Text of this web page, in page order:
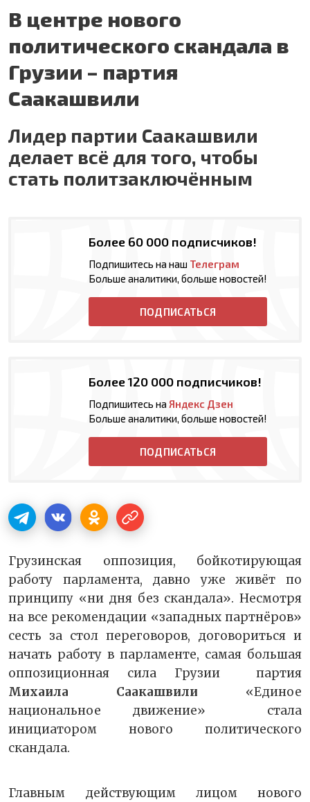
В центре нового
политического скандала в
Грузии – партия
Саакашвили
Лидер партии Саакашвили
делает всё для того, чтобы
стать политзаключённым
Более 60 000 подписчиков!
Подпишитесь на наш Телеграм
Больше аналитики, больше новостей!
ПОДПИСАТЬСЯ
Более 120 000 подписчиков!
Подпишитесь на Яндекс Дзен
Больше аналитики, больше новостей!
ПОДПИСАТЬСЯ
Грузинская оппозиция, бойкотирующая
работу парламента, давно уже живёт по
принципу «ни дня без скандала». Несмотря
на все рекомендации «западных партнёров»
сесть за стол переговоров, договориться и
начать работу в парламенте, самая большая
оппозиционная сила Грузии партия
Михаила Саакашвили «Единое
национальное движение» стала
инициатором нового политического
скандала.
Главным действующим лицом нового